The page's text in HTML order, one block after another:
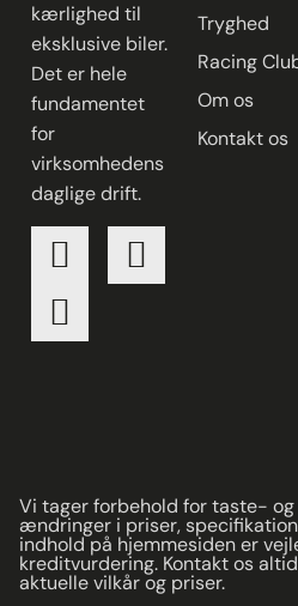
kærlighed til
eksklusive biler.
Det er hele
fundamentet
for
virksomhedens
daglige drift.
Tryghed
Racing
Om os
Kontakt os
Vi tager forbehold for taste-
ændringer i priser,
indhold på hjemmesiden er
kreditvurdering. Kontakt os
aktuelle vilkår og priser.